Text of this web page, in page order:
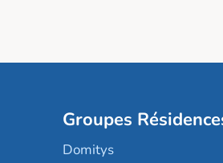
Groupes
Domitys